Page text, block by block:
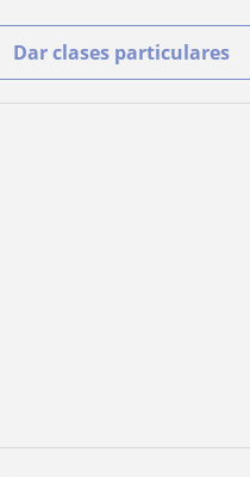
Dar clases particulares